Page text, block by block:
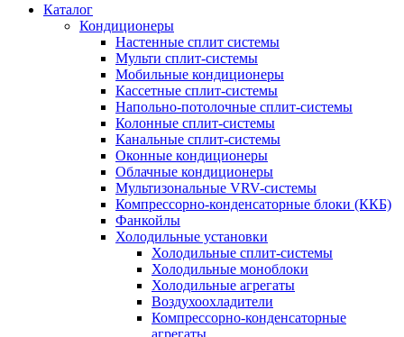
Каталог
Кондиционеры
Настенные сплит системы
Мульти сплит-системы
Мобильные кондиционеры
Кассетные сплит-системы
Напольно-потолочные сплит-системы
Колонные сплит-системы
Канальные сплит-системы
Оконные кондиционеры
Облачные кондиционеры
Мультизональные VRV-системы
Компрессорно-конденсаторные блоки (ККБ)
Фанкойлы
Холодильные установки
Холодильные сплит-системы
Холодильные моноблоки
Холодильные агрегаты
Воздухоохладители
Компрессорно-конденсаторные
агрегаты